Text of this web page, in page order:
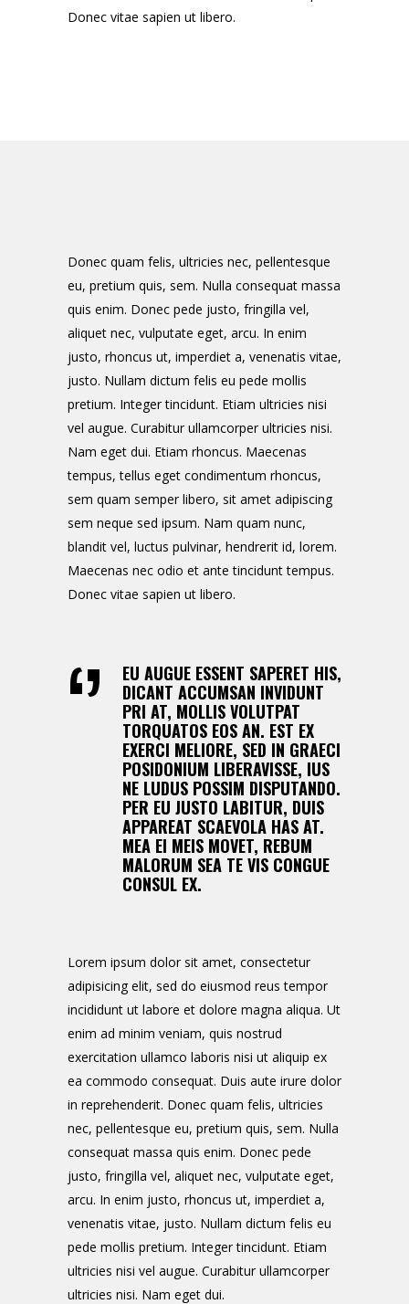
Donec vitae sapien ut libero.
Donec quam felis, ultricies nec, pellentesque
eu, pretium quis, sem. Nulla consequat massa
quis enim. Donec pede justo, fringilla vel,
aliquet nec, vulputate eget, arcu. In enim
justo, rhoncus ut, imperdiet a, venenatis vitae,
justo. Nullam dictum felis eu pede mollis
pretium. Integer tincidunt. Etiam ultricies nisi
vel augue. Curabitur ullamcorper ultricies nisi.
Nam eget dui. Etiam rhoncus. Maecenas
tempus, tellus eget condimentum rhoncus,
sem quam semper libero, sit amet adipiscing
sem neque sed ipsum. Nam quam nunc,
blandit vel, luctus pulvinar, hendrerit id, lorem.
Maecenas nec odio et ante tincidunt tempus.
Donec vitae sapien ut libero.
EU AUGUE ESSENT SAPERET HIS,
DICANT ACCUMSAN INVIDUNT
PRI AT, MOLLIS VOLUTPAT
TORQUATOS EOS AN. EST EX
EXERCI MELIORE, SED IN GRAECI
POSIDONIUM LIBERAVISSE, IUS
NE LUDUS POSSIM DISPUTANDO.
PER EU JUSTO LABITUR, DUIS
APPAREAT SCAEVOLA HAS AT.
MEA EI MEIS MOVET, REBUM
MALORUM SEA TE VIS CONGUE
CONSUL EX.
Lorem ipsum dolor sit amet, consectetur
adipisicing elit, sed do eiusmod reus tempor
incididunt ut labore et dolore magna aliqua. Ut
enim ad minim veniam, quis nostrud
exercitation ullamco laboris nisi ut aliquip ex
ea commodo consequat. Duis aute irure dolor
in reprehenderit. Donec quam felis, ultricies
nec, pellentesque eu, pretium quis, sem. Nulla
consequat massa quis enim. Donec pede
justo, fringilla vel, aliquet nec, vulputate eget,
arcu. In enim justo, rhoncus ut, imperdiet a,
venenatis vitae, justo. Nullam dictum felis eu
pede mollis pretium. Integer tincidunt. Etiam
ultricies nisi vel augue. Curabitur ullamcorper
ultricies nisi. Nam eget dui.